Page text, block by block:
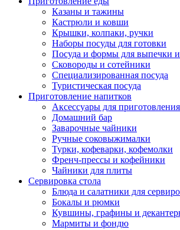
Казаны и тажины
Кастрюли и ковши
Крышки, колпаки, ручки
Наборы посуды для готовки
Посуда и формы для выпечки и
Сковороды и сотейники
Специализированная посуда
Туристическая посуда
Приготовление напитков
Аксессуары для
Домашний бар
Заварочные чайники
Ручные соковыжималки
Турки, кофеварки, кофемолки
Френч-прессы и кофейники
Чайники для плиты
Сервировка стола
Блюда и салатники для
Бокалы и рюмки
Кувшины, графины и
Мармиты и фондю